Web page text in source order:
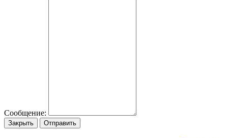
Сообщение:
Закрыть Отправить